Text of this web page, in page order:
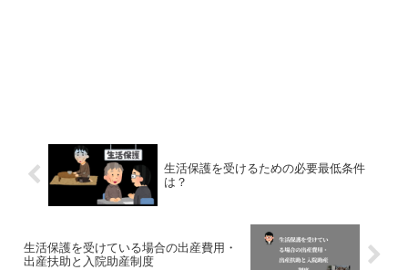
生活保護を受けるための必要最低条件
は？
生活保護を受けている場合の出産費用・
出産扶助と入院助産制度